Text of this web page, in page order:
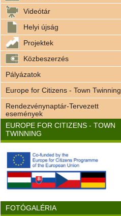
Videótár
Helyi újság
Projektek
Közbeszerzés
Pályázatok
Europe for Citizens - Town Twinning
Rendezvénynaptár-Tervezett
események
EUROPE FOR CITIZENS - TOWN
TWINNING
FOTÓGALÉRIA